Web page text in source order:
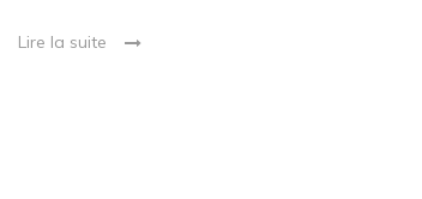
Lire la suite